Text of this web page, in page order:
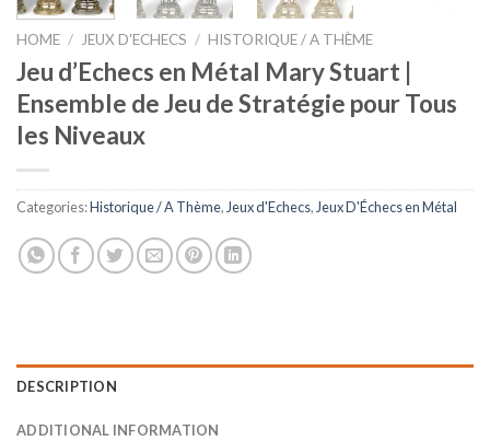
HOME / JEUX D'ECHECS / HISTORIQUE / A THÈME
Jeu d’Echecs en Métal Mary Stuart |
Ensemble de Jeu de Stratégie pour Tous
les Niveaux
Categories:Historique / A Thème, Jeux d'Echecs, Jeux D'Échecs en Métal
DESCRIPTION
ADDITIONAL INFORMATION